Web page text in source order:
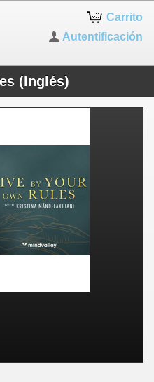
Carrito
Autentificación
(Inglés)